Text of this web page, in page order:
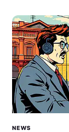
NEWS